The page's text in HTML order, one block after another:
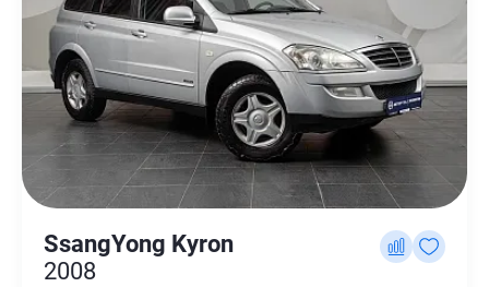
SsangYong Kyron
2008